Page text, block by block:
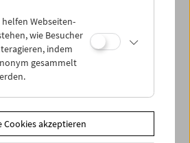
Webseiten-
wie Besucher
indem
gesammelt
Cookies akzeptieren